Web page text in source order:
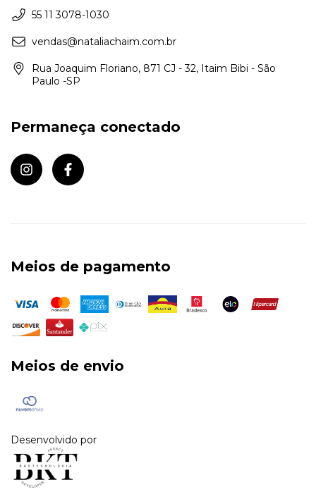
55 11 3078-1030
vendas@nataliachaim.com.br
Rua Joaquim Floriano, 871 CJ - 32, Itaim Bibi - São
Paulo -SP
Permaneça conectado
Meios de pagamento
Meios de envio
Desenvolvido por